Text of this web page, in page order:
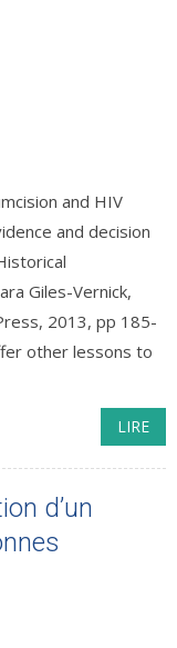
and HIV
and decision
Giles-Vernick,
2013, pp 185-
other lessons to
LIRE
d’un